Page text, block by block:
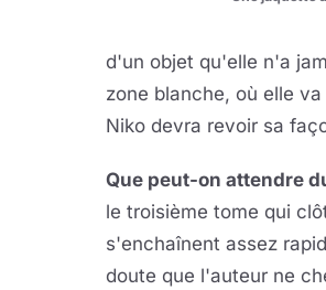
d'un objet qu'elle n'a
zone blanche, où elle
Niko devra revoir sa
Que peut-on attendre
le troisième tome qui
s'enchaînent assez
doute que l'auteur ne